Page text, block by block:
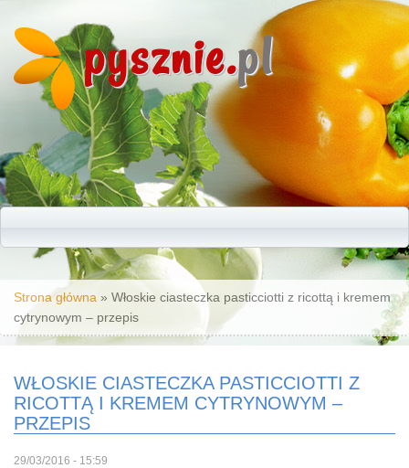
pysznie.pl
Jesteś tutaj
Strona główna » Włoskie ciasteczka pasticciotti z ricottą i kremem
cytrynowym – przepis
WŁOSKIE CIASTECZKA PASTICCIOTTI Z
RICOTTĄ I KREMEM CYTRYNOWYM –
PRZEPIS
29/03/2016 - 15:59